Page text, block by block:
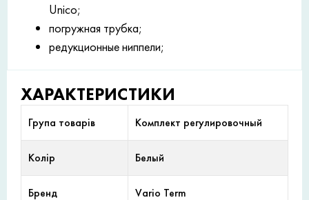
Unico;
погружная трубка;
редукционные ниппели;
ХАРАКТЕРИСТИКИ
Група товарів Комплект регулировочный
Колір Белый
Бренд Vario Term